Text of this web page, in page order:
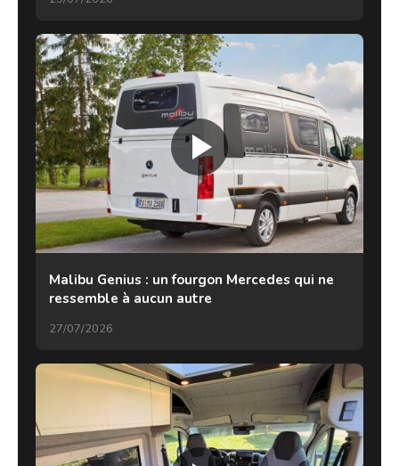
Malibu Genius : un fourgon Mercedes qui ne
ressemble à aucun autre
27/07/2026